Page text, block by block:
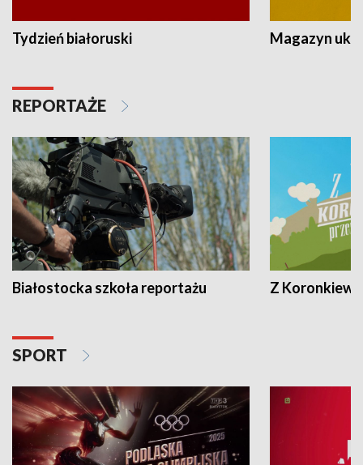
Tydzień białoruski Magazyn
REPORTAŻE
Białostocka szkoła reportażu Z
SPORT